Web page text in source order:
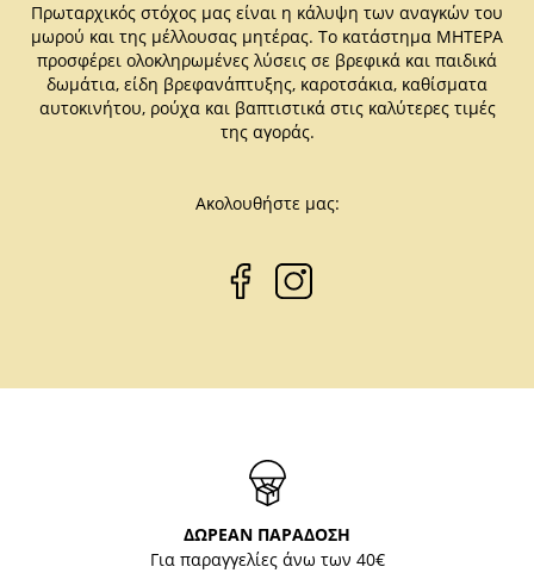
Πρωταρχικός στόχος μας είναι η κάλυψη των αναγκών του
μωρού και της μέλλουσας μητέρας. Το κατάστημα ΜΗΤΕΡΑ
προσφέρει ολοκληρωμένες λύσεις σε βρεφικά και παιδικά
δωμάτια, είδη βρεφανάπτυξης, καροτσάκια, καθίσματα
αυτοκινήτου, ρούχα και βαπτιστικά στις καλύτερες τιμές
της αγοράς.
Ακολουθήστε μας:
ΔΩΡΕΑΝ ΠΑΡΑΔΟΣΗ
Για παραγγελίες άνω των 40€